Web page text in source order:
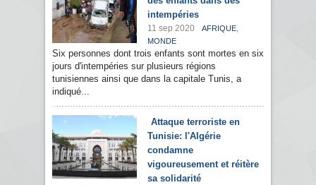
intempéries
11 sep 2020 AFRIQUE,
MONDE
Six personnes dont trois enfants sont mortes en six
jours d'intempéries sur plusieurs régions
tunisiennes ainsi que dans la capitale Tunis, a
indiqué...
Attaque terroriste en
Tunisie: l'Algérie
condamne
vigoureusement et réitère
sa solidarité